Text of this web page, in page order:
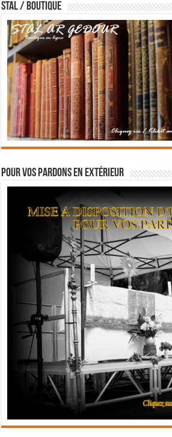
STAL / BOUTIQUE
Pour vos pardons en extérieur